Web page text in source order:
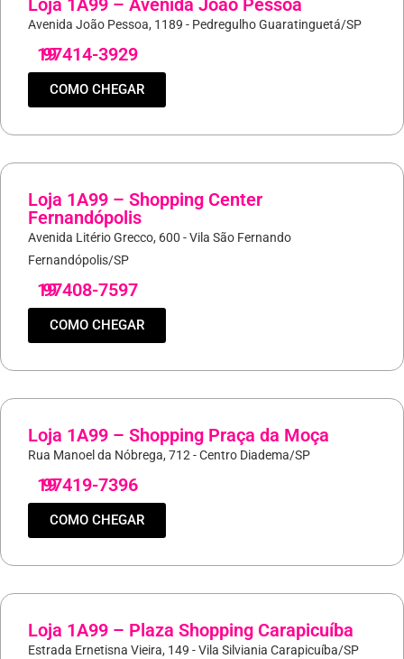
Loja 1A99 – Avenida João Pessoa
Avenida João Pessoa, 1189 - Pedregulho Guaratinguetá/SP
19
97414-3929
COMO CHEGAR
Loja 1A99 – Shopping Center
Fernandópolis
Avenida Litério Grecco, 600 - Vila São Fernando
Fernandópolis/SP
19
97408-7597
COMO CHEGAR
Loja 1A99 – Shopping Praça da Moça
Rua Manoel da Nóbrega, 712 - Centro Diadema/SP
19
97419-7396
COMO CHEGAR
Loja 1A99 – Plaza Shopping Carapicuíba
Estrada Ernetisna Vieira, 149 - Vila Silviania Carapicuíba/SP